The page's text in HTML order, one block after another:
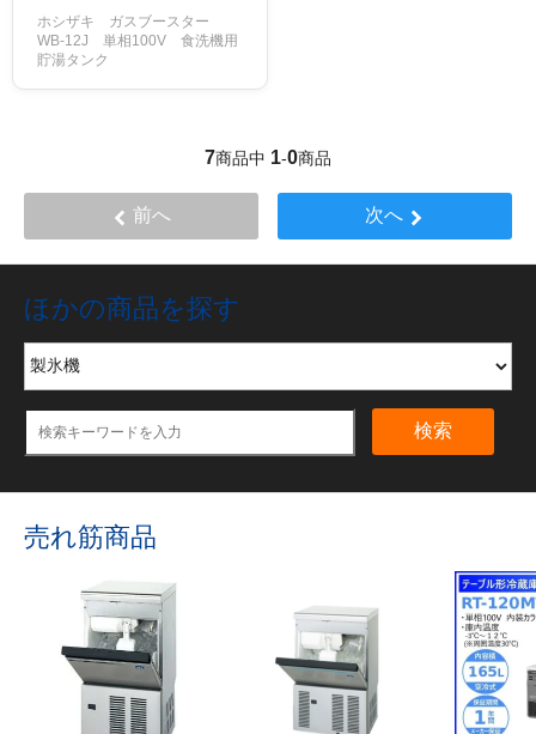
ホシザキ ガスブースター
WB-12J 単相100V 食洗機用
貯湯タンク
7商品中 1-0商品
前へ 次へ
ほかの商品を探す
検索
売れ筋商品